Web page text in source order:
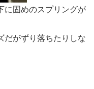
に固めのスプリングが
だがずり落ちたりしな